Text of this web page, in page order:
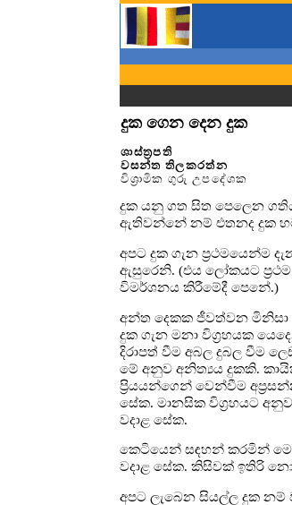
දුක ගෙන දෙන දුක
ශාස්ත්‍රපති
වසන්ත තිලකරත්න
විශ්‍රාමික ගුරු උපදේශක
දුක යනු ගත සිත පෙලෙන
ඇතිවන්නේ නම් එතනද දුක
අපට දුක ගැන ප්‍රථමයෙන්ම
ඇසුරෙනි. (එය ලෝකයට
විමර්ශනය කිරීමේදී පෙනේ.)
අන්ත දෙකක ජීවත්වන මිනිසා
දුක ගැන මනා විග්‍රහයක
දිරාපත් වීම අබල දුබල වීම
මේ අනුව අනිත්‍යය දුකකි.
ප්‍රියයන්ගෙන් වෙන්වීම
සේක. මානසික විග්‍රහයට
වදාළ සේක.
කෙටියෙන් සඳහන් කරමින්
වදාළ සේක. කිසිවක් ඉතිරි
අපට ලැබෙන සියල්ල දුක නම්